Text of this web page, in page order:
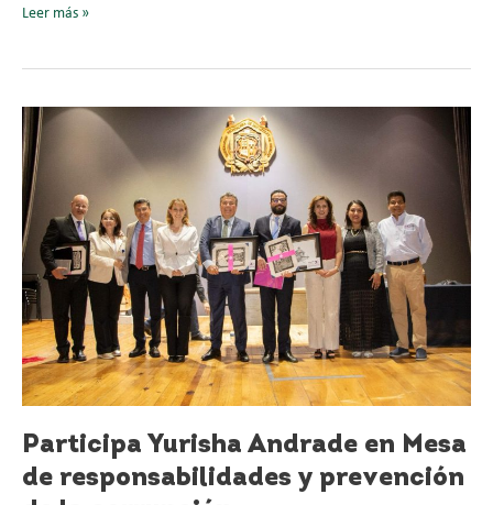
Leer más »
Participa Yurisha Andrade en Mesa
de responsabilidades y prevención
Participa
Yurisha
Andrade
en
Mesa
de
responsabilidades
y
prevención
de
la
corrupción.